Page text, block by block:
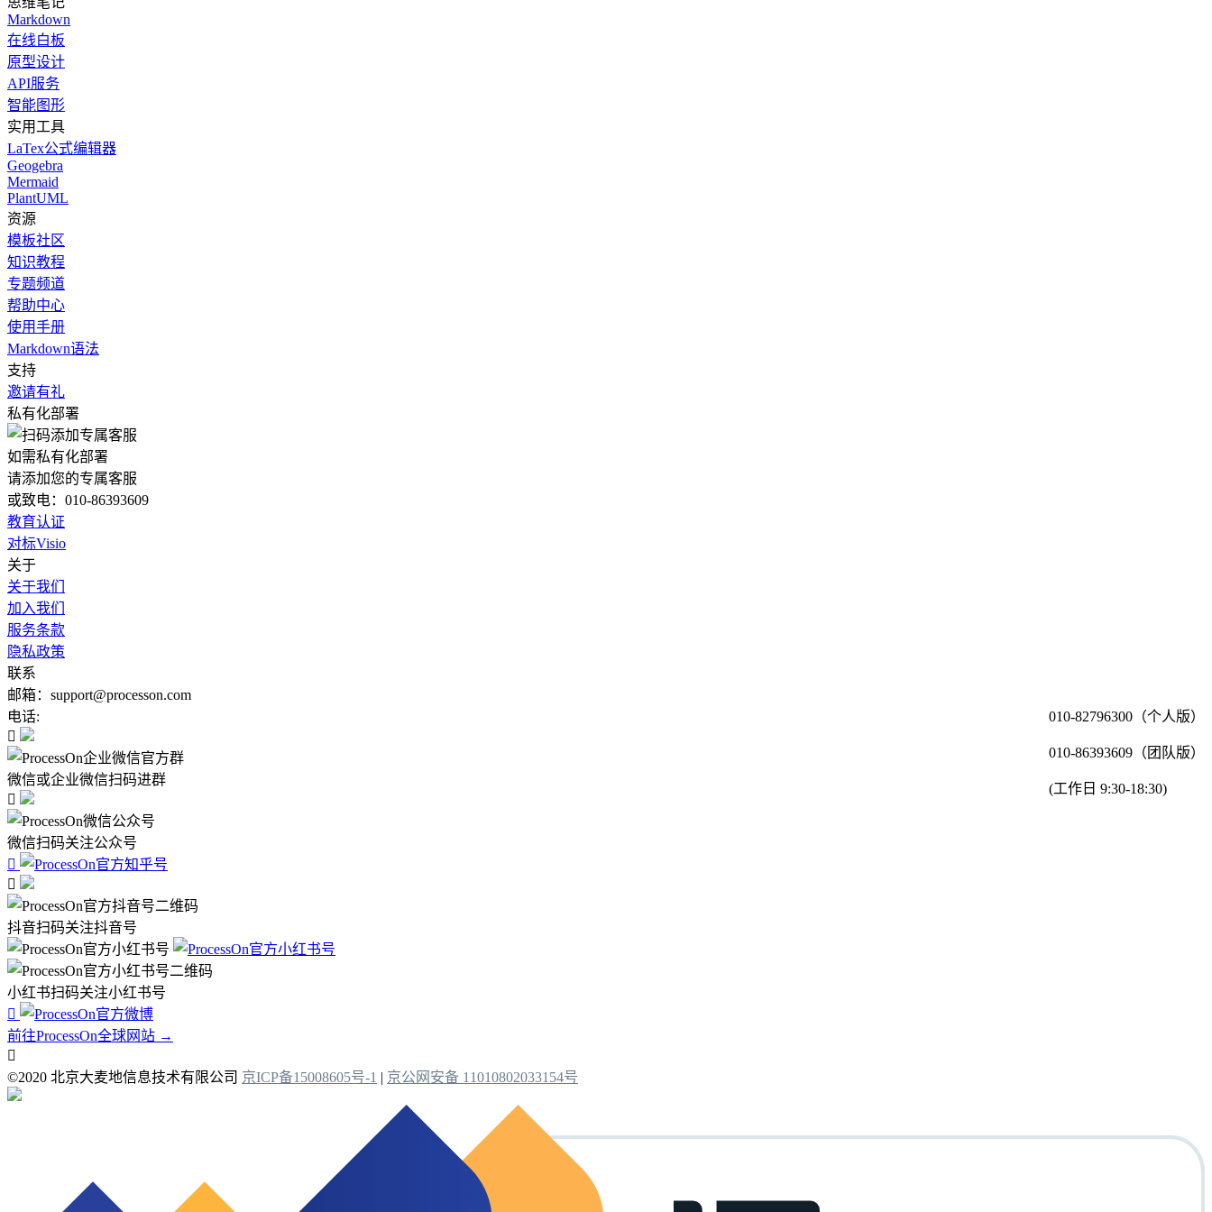
Markdown
在线白板
原型设计
API服务
智能图形
实用工具
LaTex公式编辑器
Geogebra
Mermaid
PlantUML
资源
模板社区
知识教程
专题频道
帮助中心
使用手册
Markdown语法
支持
邀请有礼
私有化部署
如需私有化部署
请添加您的专属客服
或致电：010-86393609
教育认证
对标Visio
关于
关于我们
加入我们
服务条款
隐私政策
联系
邮箱：support@processon.com
电话:
010-82796300（个人版）
010-86393609（团队版）
(工作日 9:30-18:30)

微信或企业微信扫码进群

微信扫码关注公众号


抖音扫码关注抖音号
小红书扫码关注小红书号

前往ProcessOn全球网站 →

©2020 北京大麦地信息技术有限公司 京ICP备15008605号-1 | 京公网安备 11010802033154号